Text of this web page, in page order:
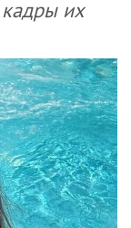
их